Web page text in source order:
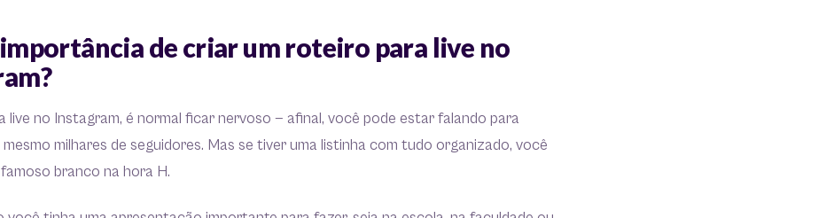
de criar um roteiro para live no
live no Instagram, é normal ficar nervoso — afinal, você pode estar falando para
milhares de seguidores. Mas se tiver uma listinha com tudo organizado, você
branco na hora H.